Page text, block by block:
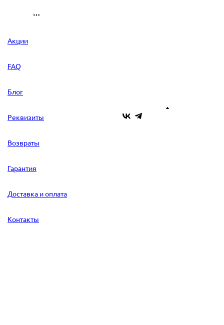
Акции
FAQ
Блог
Реквизиты
Возвраты
Гарантия
Доставка и оплата
Контакты